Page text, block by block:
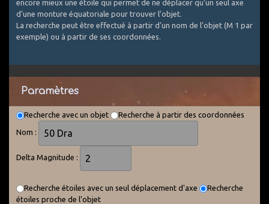
encore mieux une étoile qui permet de ne déplacer qu'un seul axe
d'une monture équatoriale pour trouver l'objet.
La recherche peut être effectué à partir d'un nom de l'objet (M 1 par
exemple) ou à partir de ses coordonnées.
Paramètres
Recherche avec un objet Recherche à partir des coordonnées
Nom :
Delta Magnitude :
Recherche étoiles avec un seul déplacement d'axe
Recherche
étoiles proche de l'objet